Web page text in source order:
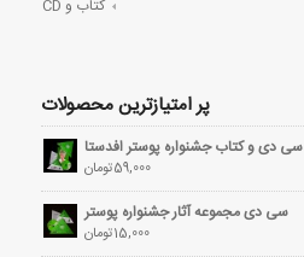
کتاب و CD
پر امتیازترین محصولات
سی دی و کتاب جشنواره پوستر افدستا
59,000تومان
سی دی مجموعه آثار جشنواره پوستر
15,000تومان